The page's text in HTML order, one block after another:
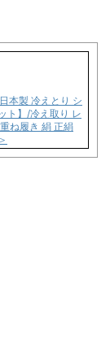
本製 冷えとり シ
ト】/冷え取り レ
ね履き 絹 正絹